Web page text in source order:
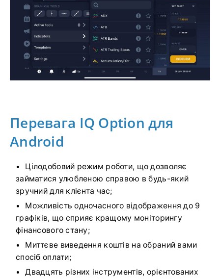
Перевага IQ Option для
Android
Цілодобовий режим роботи, що дозволяє
займатися улюбленою справою в будь-який
зручний для клієнта час;
Можливість одночасного відображення до 9
графіків, що сприяє кращому моніторингу
фінансового стану;
Миттєве виведення коштів на обраний вами
спосіб оплати;
Двадцять різних інструментів, орієнтованих